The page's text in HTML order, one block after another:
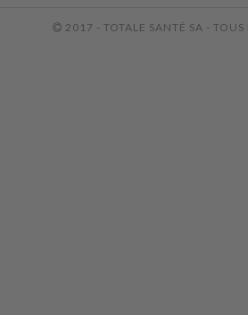
2017 - TOTALE SANTÉ SA - TOUS